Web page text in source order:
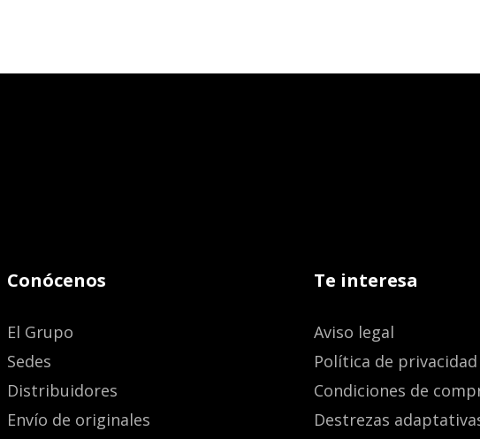
Conócenos
El Grupo
Sedes
Distribuidores
Envío de originales
Te interesa
Aviso legal
Política de privacidad
Condiciones de
Destrezas